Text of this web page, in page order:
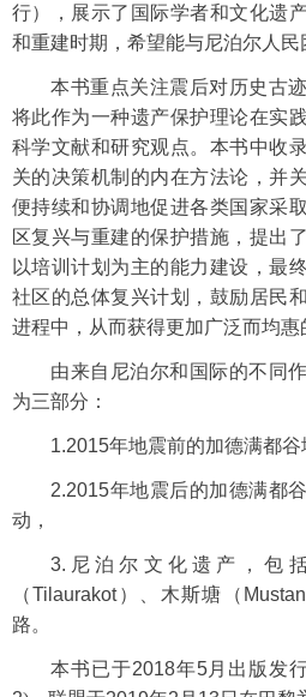
行），展示了国际学者和文化遗
和重建时期，希望能与尼泊尔人民
本书重点关注震后对历史古
将此作为一种遗产保护理论在实
科学文献和研究观点。本书中收
关的决策机制的内在方法论，并
便持续和协调地促进各类国家采
区复兴与重建的保护措施，提出
以培训计划为主的能力建设，最
社区的总体复兴计划，鼓励居民
进程中，从而获得更加广泛而均惠
由来自尼泊尔和国际的不同
为三部分：
1.2015年地震前的加德满都谷
2.2015年地震后的加德满都
动，
3. 尼泊尔文化遗产，包
（Tilaurakot）、木斯塘（
路。
本书已于2018年5月出版发